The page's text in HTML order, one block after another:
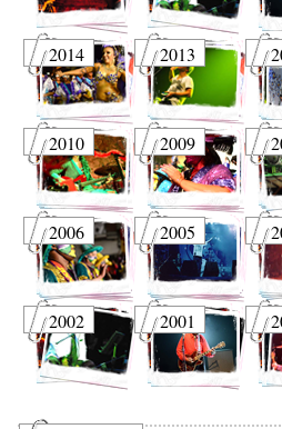
2014 2013
2010 2009
2006 2005
2002 2001